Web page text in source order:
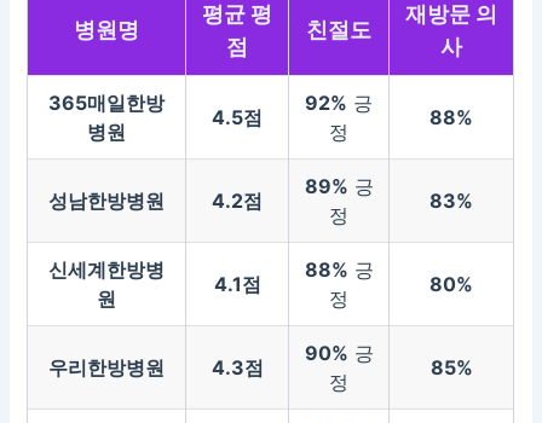
병원명
평균 평
점
친절도
재방문 의
사
365매일한방
병원
4.5점
92% 긍
정
88%
성남한방병원 4.2점
89% 긍
정
83%
신세계한방병
원
4.1점
88% 긍
정
80%
우리한방병원 4.3점
90% 긍
정
85%